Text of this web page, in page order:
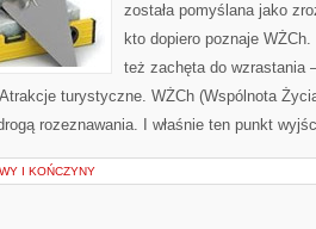
została pomyślana jako
kto dopiero poznaje
też zachęta do wzrastania
turystyczne. WŻCh (Wspólnota
rozeznawania. I właśnie ten punkt
I KOŃCZYNY